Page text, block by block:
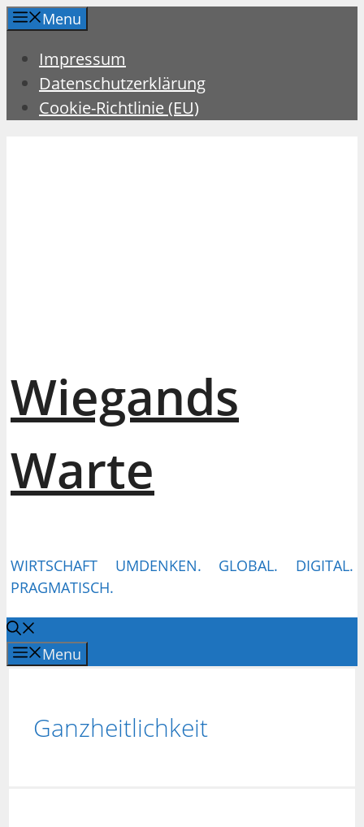
Zum
springen
Menu
Impressum
Datenschutzerklärung
Cookie-Richtlinie (EU)
Wiegands
Warte
WIRTSCHAFT UMDENKEN. GLOBAL. DIGITAL.
PRAGMATISCH.
Menu
Ganzheitlichkeit